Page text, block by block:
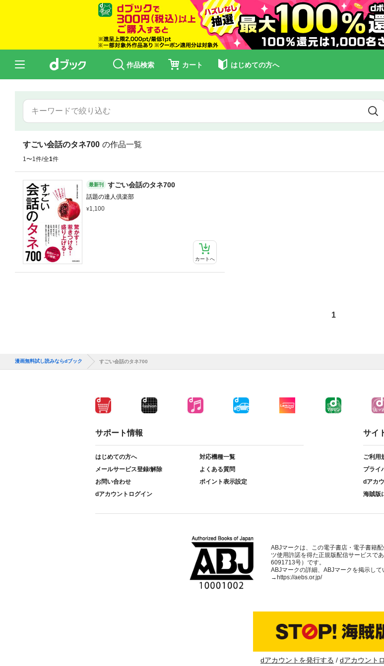
作品検索 カート はじめての方へ
すごい会話のタネ700 の作品一覧
1〜1件/全1件
最新刊 すごい会話のタネ700
話題の達人倶楽部
1,100
カートへ
1
漫画無料試し読みならdブック すごい会話のタネ700
サポート情報
はじめての方へ
対応機種一覧
メールサービス登録/解除
よくある質問
お問い合わせ
ポイント表示設定
dアカウントログイン
サイ
ご利用
プライ
dアカ
海賊版
ABJマークは、この電子書店・電子書籍
ツ使用許諾を得た正規版配信サービスで
6091713号）です。
ABJマークの詳細、ABJマークを掲示し
→https://aebs.or.jp/
dアカウントを発行する dアカウント